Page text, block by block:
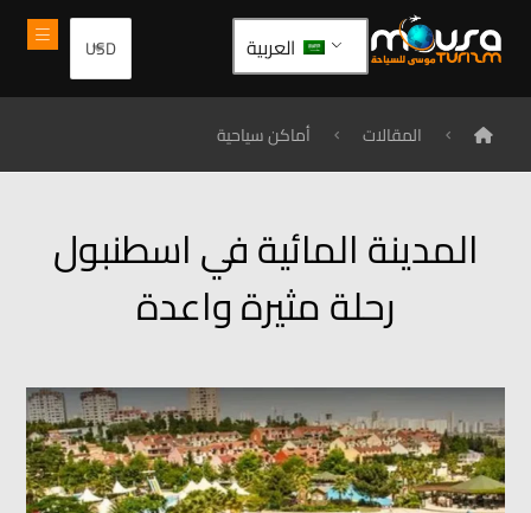
العربية
المقالات أماكن سياحية
المدينة المائية في اسطنبول
رحلة مثيرة واعدة